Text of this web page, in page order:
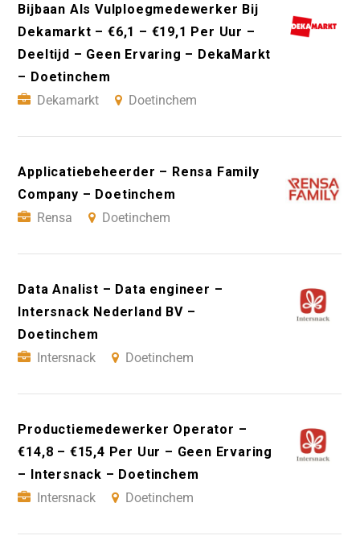
Bijbaan Als Vulploegmedewerker Bij
Dekamarkt – €6,1 – €19,1 Per Uur –
Deeltijd – Geen Ervaring – DekaMarkt
– Doetinchem
Dekamarkt
Doetinchem
Applicatiebeheerder – Rensa Family
Company – Doetinchem
Rensa
Doetinchem
Data Analist – Data engineer –
Intersnack Nederland BV –
Doetinchem
Intersnack
Doetinchem
Productiemedewerker Operator –
€14,8 – €15,4 Per Uur – Geen Ervaring
– Intersnack – Doetinchem
Intersnack
Doetinchem